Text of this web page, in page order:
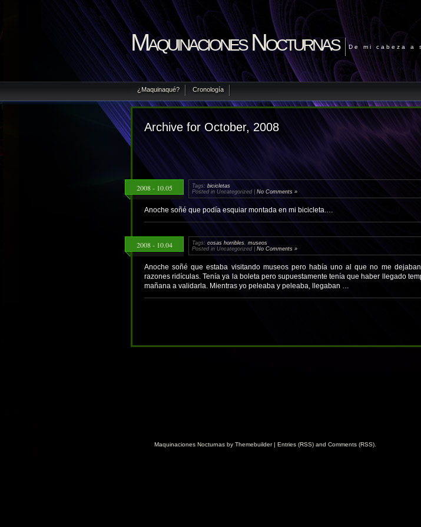
Maquinaciones Nocturnas De mi cabeza a
¿Maquinaqué? Cronología
Archive for October, 2008
2008 - 10.05 Tags: bicicletas
Posted in Uncategorized | No Comments »
Anoche soñé que podía esquiar montada en mi bicicleta.…
2008 - 10.04 Tags: cosas horribles museos
Posted in Uncategorized | No Comments »
Anoche soñé que estaba visitando museos pero había uno al que no me
razones ridículas. Tenía ya la boleta pero supuestamente tenía que haber llegado
mañana a validarla. Mientras yo peleaba y peleaba, llegaban …
Maquinaciones Nocturnas by Themebuilder| Entries (RSS) and Comments (RSS)